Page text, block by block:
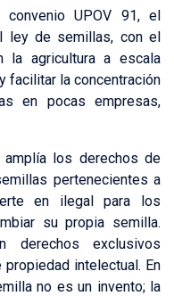
UPOV 91, el
ley de semillas, con el
la agricultura a escala
facilitar la concentración
en pocas empresas,
los derechos de
pertenecientes a
en ilegal para los
su propia semilla.
derechos exclusivos
intelectual. En
no es un invento; la